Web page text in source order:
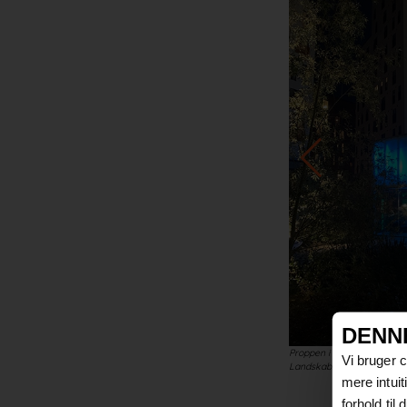
Proppen i Aalborg tegnet
Landskab: By+Land.
Vi bruger
mere
forhold til